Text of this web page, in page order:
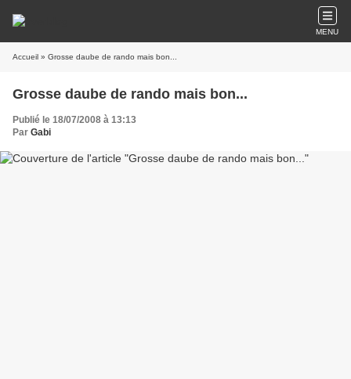
MENU
Accueil » Grosse daube de rando mais bon...
Grosse daube de rando mais bon...
Publié le 18/07/2008 à 13:13
Par Gabi